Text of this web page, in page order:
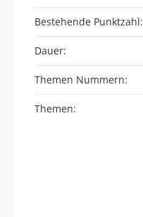
Bestehende Punktzahl:
Dauer:
Themen Nummern:
Themen: